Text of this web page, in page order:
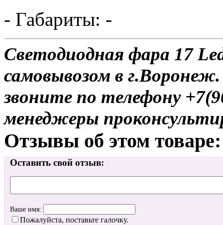
- Габариты: -
Светодиодная фара 17
самовывозом в
звоните по телефону
менеджеры
Отзывы об этом товаре:
Оставить свой отзыв:
Ваше имя:
Пожалуйста, поставьте галочку.